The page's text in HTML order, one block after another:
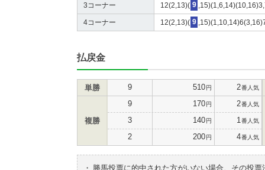
3コーナー 12(2,13)( 9
4コーナー 12(2,13)( 9
払戻金
単勝 9 510円 2番人気
複勝
9 170円 2番人気
3 140円 1 番人気
2 200円 4番人気
・
勝馬投票に的中された方がいない場合、その投